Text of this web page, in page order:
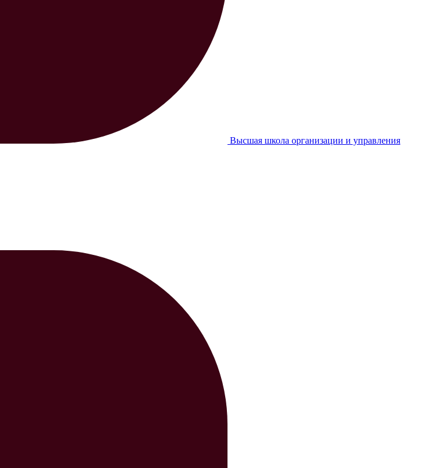
Высшая школа организации и управления